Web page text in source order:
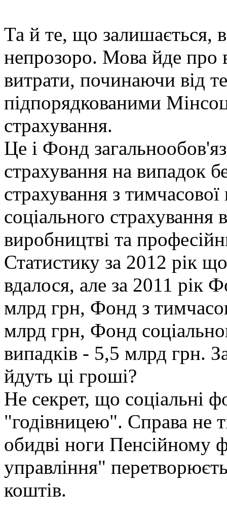
Та й те, що залишається,
непрозоро. Мова йде про
витрати, починаючи від
підпорядкованими
страхування.
Це і Фонд
страхування на випадок
страхування з
соціального страхування
виробництві та
Статистику за 2012 рік
вдалося, але за 2011 рік
млрд грн, Фонд з
млрд грн, Фонд
випадків - 5,5 млрд грн.
йдуть ці гроші?
Не секрет, що соціальні
"годівницею". Справа не
обидві ноги Пенсійному
управління"
коштів.